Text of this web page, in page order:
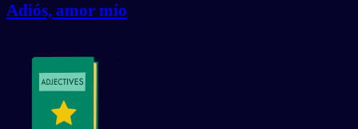
Adiós, amor mío